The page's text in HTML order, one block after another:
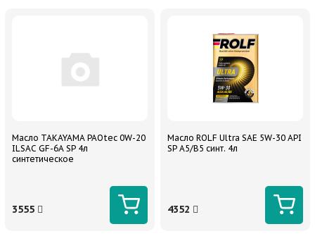
Масло TAKAYAMA PAOtec 0W-20
ILSAC GF-6A SP 4л
синтетическое
3555
Масло ROLF Ultra SAE 5W-30 API
SP A5/B5 синт. 4л
4352